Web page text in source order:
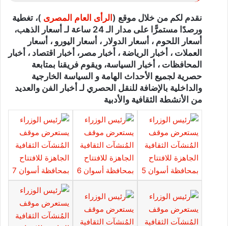
نقدم لكم من خلال موقع (الرأى العام المصرى )، تغطية
ورصدًا مستمرًّا على مدار الـ 24 ساعة لـ أسعار الذهب،
أسعار اللحوم ، أسعار الدولار ، أسعار اليورو ، أسعار
العملات ، أخبار الرياضة ، أخبار مصر، أخبار اقتصاد ، أخبار
المحافظات ، أخبار السياسة، ويقوم فريقنا بمتابعة
حصرية لجميع الأحداث الهامة و السياسة الخارجية
والداخلية بالإضافة للنقل الحصري لـ أخبار الفن والعديد
من الأنشطة الثقافية والأدبية